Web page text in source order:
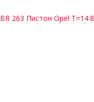
BR 263 Пистон Opel T=14.8